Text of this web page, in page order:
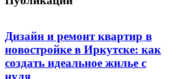
Дизайн и ремонт квартир в
новостройке в Иркутске: как
создать идеальное жилье с
нуля